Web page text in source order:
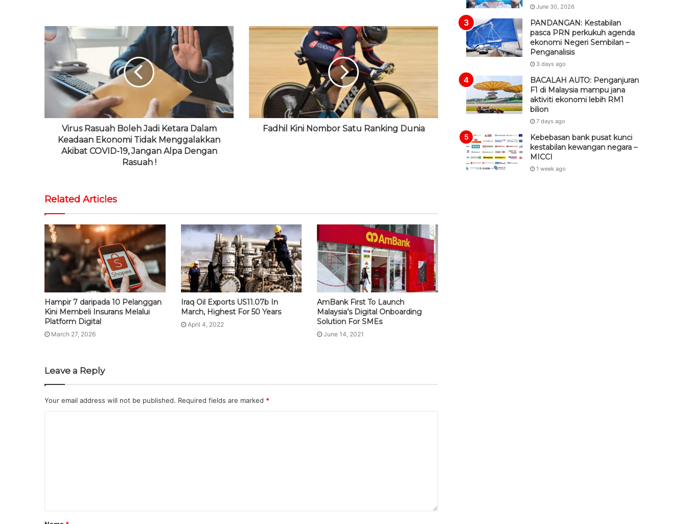
b
s
i
t
e
e
b
o
o
k
i
t
e
u
b
e
t
a
g
r
a
m
Virus Rasuah Boleh Jadi Ketara Dalam
Keadaan Ekonomi Tidak Menggalakkan
Akibat COVID-19, Jangan Alpa Dengan
Rasuah !
Fadhil Kini Nombor Satu Ranking Dunia
Related Articles
Hampir 7 daripada 10 Pelanggan
Kini Membeli Insurans Melalui
Platform Digital
March 27, 2026
Iraq Oil Exports US11.07b In
March, Highest For 50 Years
April 4, 2022
AmBank First To Launch
Malaysia’s Digital Onboarding
Solution For SMEs
June 14, 2021
Leave a Reply
Your email address will not be published. Required fields are marked *
June 30, 2026
PANDANGAN: Kestabilan
pasca PRN perkukuh agenda
ekonomi Negeri Sembilan –
Penganalisis
3 days ago
BACALAH AUTO: Penganjuran
F1 di Malaysia mampu jana
aktiviti ekonomi lebih RM1
bilion
7 days ago
Kebebasan bank pusat kunci
kestabilan kewangan negara –
MICCI
1 week ago